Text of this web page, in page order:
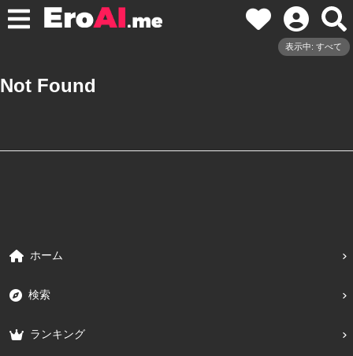
表示中: すべて
Not Found
ホーム
検索
ランキング